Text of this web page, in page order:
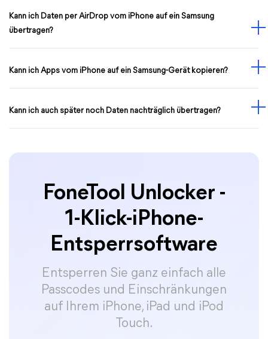
Kann ich Daten per AirDrop vom iPhone auf ein Samsung
übertragen?
Kann ich Apps vom iPhone auf ein Samsung-Gerät kopieren?
Kann ich auch später noch Daten nachträglich übertragen?
FoneTool Unlocker -
1-Klick-iPhone-
Entsperrsoftware
Entsperren Sie ganz einfach alle
Passcodes und Einschränkungen
auf Ihrem iPhone, iPad und iPod
Touch.